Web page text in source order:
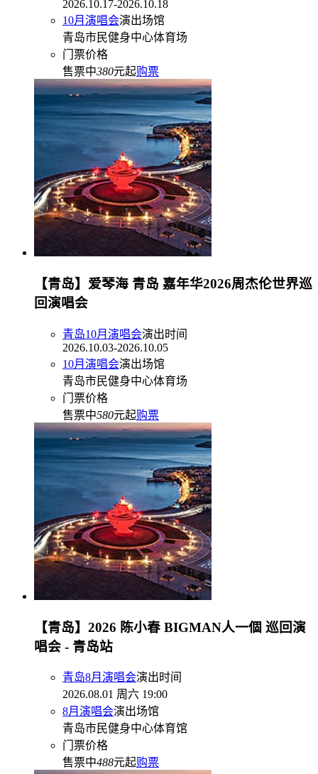
2026.10.17-2026.10.18
10月演唱会演出场馆
青岛市民健身中心体育场
门票价格
售票中380元起购票
【青岛】爱琴海 青岛 嘉年华2026周杰伦世界巡
回演唱会
青岛10月演唱会演出时间
2026.10.03-2026.10.05
10月演唱会演出场馆
青岛市民健身中心体育场
门票价格
售票中580元起购票
【青岛】2026 陈小春 BIGMAN人一個 巡回演
唱会 - 青岛站
青岛8月演唱会演出时间
2026.08.01 周六 19:00
8月演唱会演出场馆
青岛市民健身中心体育馆
门票价格
售票中488元起购票